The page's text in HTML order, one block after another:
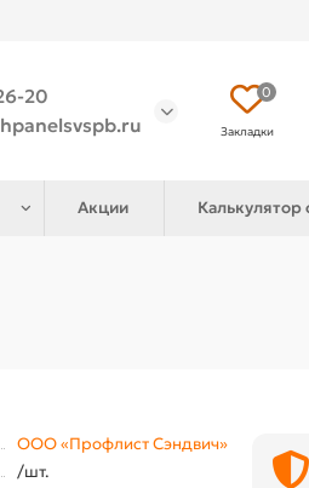
20
0
Закладки
Акции Калькулятор
ООО «Профлист Сэндвич»
/шт.